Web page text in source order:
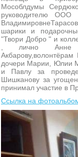
Мособлдумы
руководителю ООО
шарики и
"Твори Добро " и
, лично Анне
дочери Марии, Юлии
и Павлу за
Шишканову за
принимал участие в
Ссылка на